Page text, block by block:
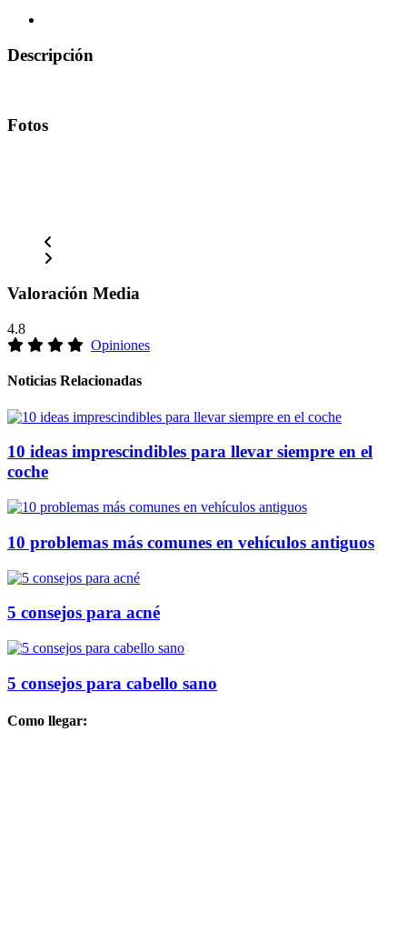
Descripción
Fotos
Valoración Media
4.8
Opiniones
Noticias Relacionadas
10 ideas imprescindibles para llevar siempre en el
coche
10 problemas más comunes en vehículos antiguos
5 consejos para acné
5 consejos para cabello sano
Como llegar: